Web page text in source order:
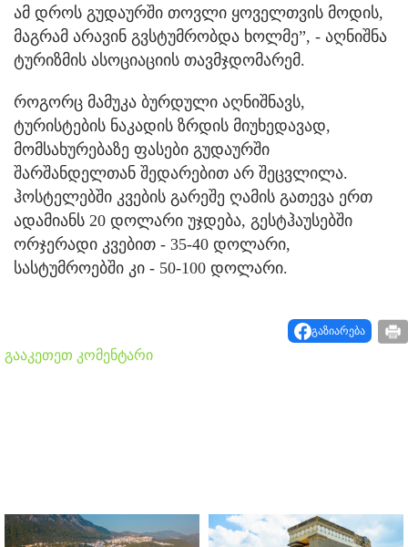
ამ დროს გუდაურში თოვლი ყოველთვის მოდის,
მაგრამ არავინ გვსტუმრობდა ხოლმე”, - აღნიშნა
ტურიზმის ასოციაციის თავმჯდომარემ.
როგორც მამუკა ბურდული აღნიშნავს,
ტურისტების ნაკადის ზრდის მიუხედავად,
მომსახურებაზე ფასები გუდაურში
შარშანდელთან შედარებით არ შეცვლილა.
ჰოსტელებში კვების გარეშე ღამის გათევა ერთ
ადამიანს 20 დოლარი უჯდება, გესტჰაუსებში
ორჯერადი კვებით - 35-40 დოლარი,
სასტუმროებში კი - 50-100 დოლარი.
გაზიარება
გააკეთეთ კომენტარი